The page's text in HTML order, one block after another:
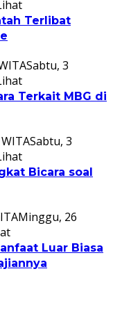
Terlibat
Sabtu, 3
Terkait MBG di
Sabtu, 3
Bicara soal
Minggu, 26
Luar Biasa